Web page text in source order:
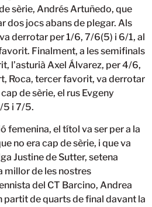
sèrie, Andrés Artuñedo, que
dos jocs abans de plegar. Als
derrotar per 1/6, 7/6(5) i 6/1, al
Finalment, a les semifinals
l’asturià Axel Álvarez, per 4/6,
Roca, tercer favorit, va derrotar
de sèrie, el rus Evgeny
5 i 7/5.
femenina, el títol va ser per a la
no era cap de sèrie, i que va
Justine de Sutter, setena
millor de les nostres
del CT Barcino, Andrea
partit de quarts de final davant la